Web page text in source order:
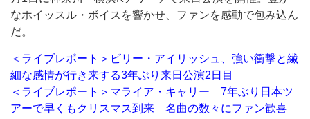
なホイッスル・ボイスを響かせ、ファンを感動で包み込ん
だ。
＜ライブレポート＞ビリー・アイリッシュ、強い衝撃と繊
細な感情が行き来する3年ぶり来日公演2日目
＜ライブレポート＞マライア・キャリー 7年ぶり日本ツ
アーで早くもクリスマス到来 名曲の数々にファン歓喜